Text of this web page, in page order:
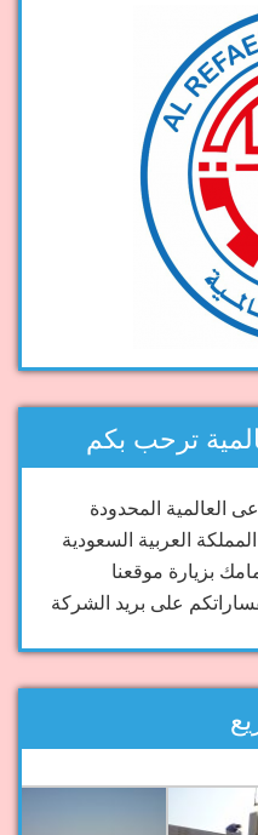
ترحب بكم
العالمية المحدودة
العربية السعودية
بزيارة موقعنا
على بريد الشركة